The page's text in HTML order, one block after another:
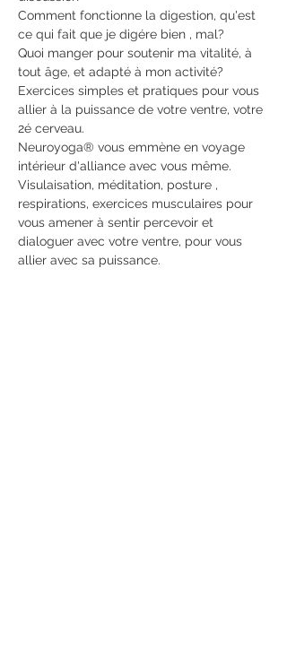
Comment fonctionne la digestion, qu'est
ce qui fait que je digére bien , mal?
Quoi manger pour soutenir ma vitalité, à
tout âge, et adapté à mon activité?
Exercices simples et pratiques pour vous
allier à la puissance de votre ventre, votre
2é cerveau.
Neuroyoga® vous emmène en voyage
intérieur d'alliance avec vous même.
Visulaisation, méditation, posture ,
respirations, exercices musculaires pour
vous amener à sentir percevoir et
dialoguer avec votre ventre, pour vous
allier avec sa puissance.